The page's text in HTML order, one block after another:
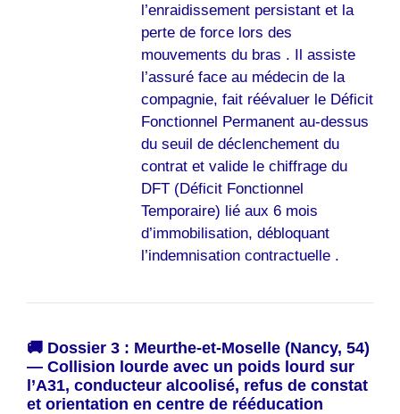
l’enraidissement persistant et la
perte de force lors des
mouvements du bras . Il assiste
l’assuré face au médecin de la
compagnie, fait réévaluer le Déficit
Fonctionnel Permanent au-dessus
du seuil de déclenchement du
contrat et valide le chiffrage du
DFT (Déficit Fonctionnel
Temporaire) lié aux 6 mois
d’immobilisation, débloquant
l’indemnisation contractuelle .
🚚 Dossier 3 : Meurthe-et-Moselle (Nancy, 54)
— Collision lourde avec un poids lourd sur
l’A31, conducteur alcoolisé, refus de constat
et orientation en centre de rééducation